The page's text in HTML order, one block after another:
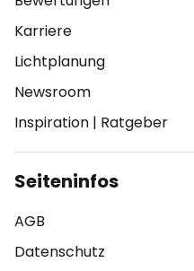
Karriere
Lichtplanung
Newsroom
Inspiration | Ratgeber
Seiteninfos
AGB
Datenschutz